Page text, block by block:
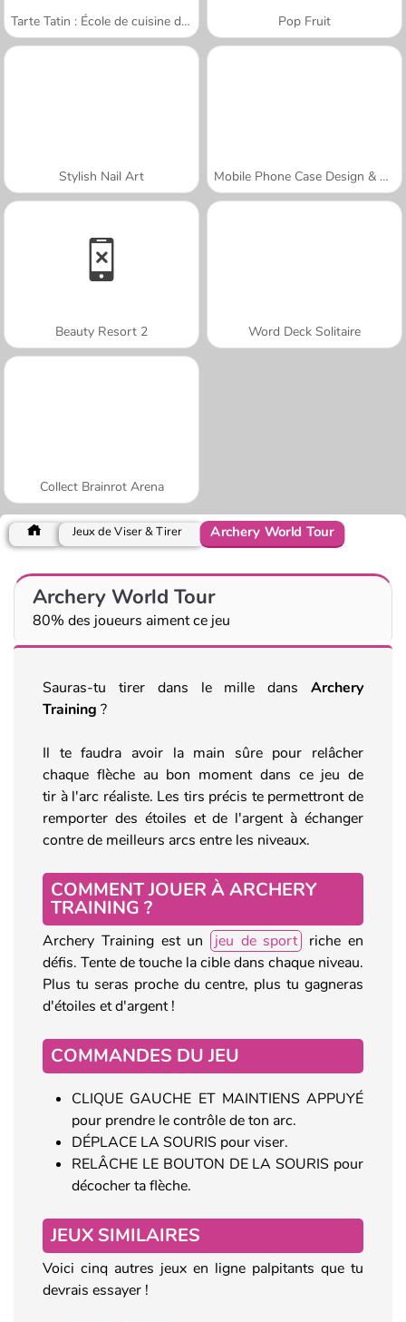
Tarte Tatin : École de cuisine de Sara Pop Fruit
Stylish Nail Art Mobile Phone Case Design & DIY
Beauty Resort 2 Word Deck Solitaire
Collect Brainrot Arena
Jeux de Viser & Tirer Archery World Tour
Archery World Tour
80% des joueurs aiment ce jeu
Sauras-tu tirer dans le mille dans Archery
Training ?
Il te faudra avoir la main sûre pour relâcher
chaque flèche au bon moment dans ce jeu de
tir à l'arc réaliste. Les tirs précis te permettront de
remporter des étoiles et de l'argent à échanger
contre de meilleurs arcs entre les niveaux.
COMMENT JOUER À ARCHERY
TRAINING ?
Archery Training est un jeu de sport
riche en
défis. Tente de touche la cible dans chaque niveau.
Plus tu seras proche du centre, plus tu gagneras
d'étoiles et d'argent !
COMMANDES DU JEU
CLIQUE GAUCHE ET MAINTIENS APPUYÉ
pour prendre le contrôle de ton arc.
DÉPLACE LA SOURIS pour viser.
RELÂCHE LE BOUTON DE LA SOURIS pour
décocher ta flèche.
JEUX SIMILAIRES
Voici cinq autres jeux en ligne palpitants que tu
devrais essayer !